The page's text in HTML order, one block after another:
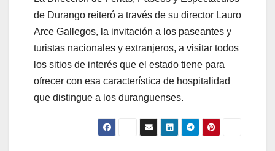
de Durango reiteró a través de su director Lauro
Arce Gallegos, la invitación a los paseantes y
turistas nacionales y extranjeros, a visitar todos
los sitios de interés que el estado tiene para
ofrecer con esa característica de hospitalidad
que distingue a los duranguenses.